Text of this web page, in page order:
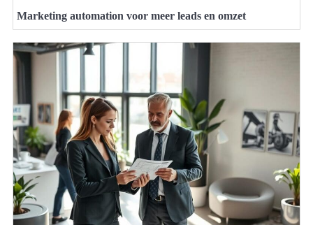
Marketing automation voor meer leads en omzet